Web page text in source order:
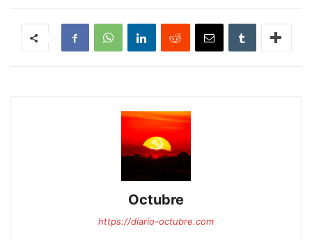
Octubre
https://diario-octubre.com